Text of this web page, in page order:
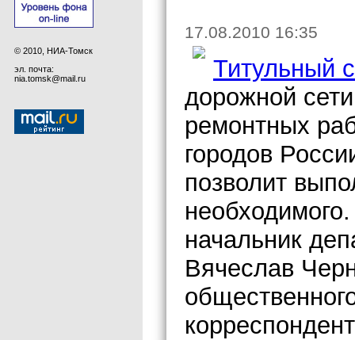
© 2010, НИА-Томск
эл. почта:
nia.tomsk@mail.ru
17.08.2010 16:35
Титульный
дорожной
ремонтных
городов
позволит
начальник
Вячеслав